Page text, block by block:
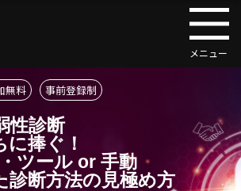
無料 事前登録制
性診断
に捧ぐ！
ツール or 手動
診断方法の見極め方